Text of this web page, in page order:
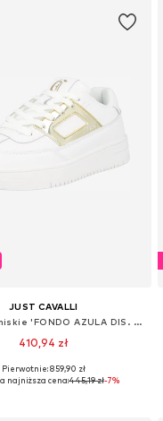
JUST CAVALLI
Sneakersy niskie 'FONDO AZULA DIS. 02'
410,94 zł
rozmiary: 37, 38, 39, 40, 41
Pierwotnie: 859,90 zł
najniższa cena:445,19 zł-7%